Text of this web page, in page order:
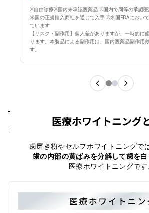
※自由診療※国内未承認医薬品 ※国内で同等の承認
米国の正規輸入商社を通じて入手 ※米国FDAにおい
ています
【リスク・副作用】個人差がありますが、一時的に
ります。本製品による副作用は、国内医薬品副作用
す。
医療ホワイトニング
歯磨き粉やセルフホワイトニングで
歯の内部の黄ばみを分解して歯を
医療ホワイトニングです